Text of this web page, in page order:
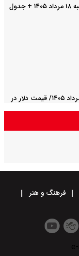
برنامه قطع برق کهگیلویه و بویراحمد امروز یکشنبه ۱۸ مرداد ۱۴۰۵ + جدول
آخرین قیمت دلار، طلا و سکه؛ شبانگاه شنبه ۱۷ مرداد ۱۴۰۵/ قیمت دلار در
فرهنگ و هنر